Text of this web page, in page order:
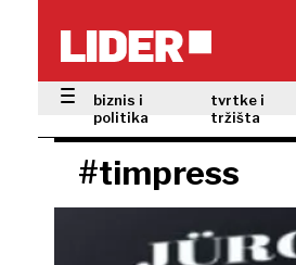
biznis i
politika
tvrtke i
tržišta
#timpress